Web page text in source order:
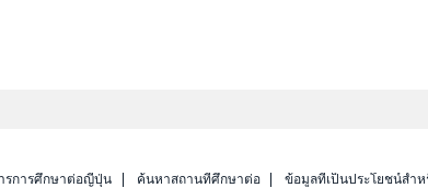
รการศึกษาต่อญี่ปุ่น ค้นหาสถานที่ศึกษาต่อ ข้อมูลที่เป็นประโยชน์สำ